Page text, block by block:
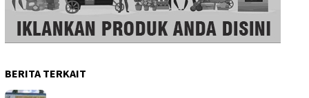
BERITA TERKAIT